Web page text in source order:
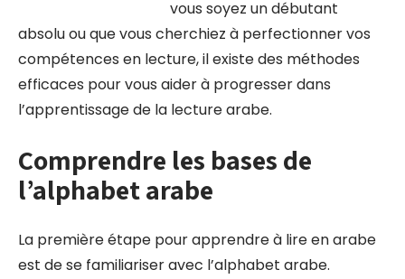
vous soyez un débutant
absolu ou que vous cherchiez à perfectionner vos
compétences en lecture, il existe des méthodes
efficaces pour vous aider à progresser dans
l’apprentissage de la lecture arabe.
Comprendre les bases de
l’alphabet arabe
La première étape pour apprendre à lire en arabe
est de se familiariser avec l’alphabet arabe.